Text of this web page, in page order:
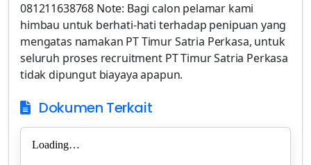
081211638768 Note: Bagi calon pelamar kami
himbau untuk berhati-hati terhadap penipuan yang
mengatas namakan PT Timur Satria Perkasa, untuk
seluruh proses recruitment PT Timur Satria Perkasa
tidak dipungut biayaya apapun.
Dokumen Terkait